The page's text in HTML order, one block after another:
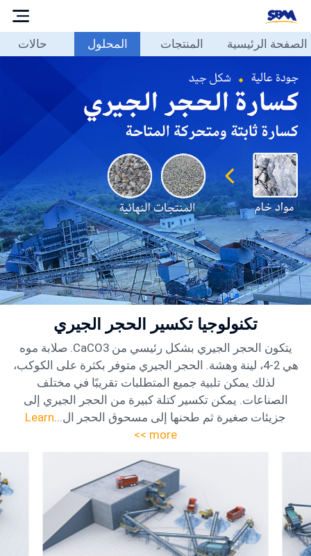
الصفحة
الرئيسية
المنتجات
حالات
مدونة
حولنا
الاتصال
بنا
العربية
الصفحة الرئيسية المنتجات المحلول حالات
تكنولوجيا تكسير الحجر الجيري
يتكون الحجر الجيري بشكل رئيسي من CaCO3. صلابة موه
هي 2-4، لينة وهشة. الحجر الجيري متوفر بكثرة على الكوكب،
لذلك يمكن تلبية جميع المتطلبات تقريبًا في مختلف
الصناعات. يمكن تكسير كتلة كبيرة من الحجر الجيري إلى
جزيئات صغيرة ثم طحنها إلى مسحوق الحجر ال...Learn
more >>